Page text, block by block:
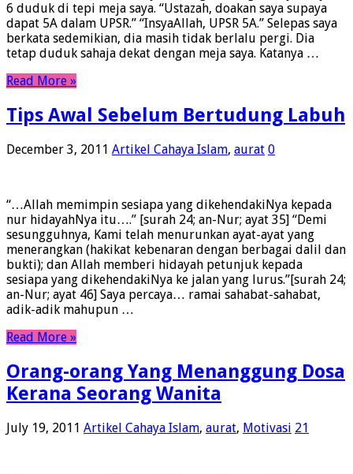
6 duduk di tepi meja saya. “Ustazah, doakan saya supaya
dapat 5A dalam UPSR.” “InsyaAllah, UPSR 5A.” Selepas saya
berkata sedemikian, dia masih tidak berlalu pergi. Dia
tetap duduk sahaja dekat dengan meja saya. Katanya …
Read More »
Tips Awal Sebelum Bertudung Labuh
December 3, 2011 Artikel Cahaya Islam, aurat 0
“…Allah memimpin sesiapa yang dikehendakiNya kepada
nur hidayahNya itu….” [surah 24; an-Nur; ayat 35] “Demi
sesungguhnya, Kami telah menurunkan ayat-ayat yang
menerangkan (hakikat kebenaran dengan berbagai dalil dan
bukti); dan Allah memberi hidayah petunjuk kepada
sesiapa yang dikehendakiNya ke jalan yang lurus.”[surah 24;
an-Nur; ayat 46] Saya percaya… ramai sahabat-sahabat,
adik-adik mahupun …
Read More »
Orang-orang Yang Menanggung Dosa
Kerana Seorang Wanita
July 19, 2011 Artikel Cahaya Islam, aurat, Motivasi 21